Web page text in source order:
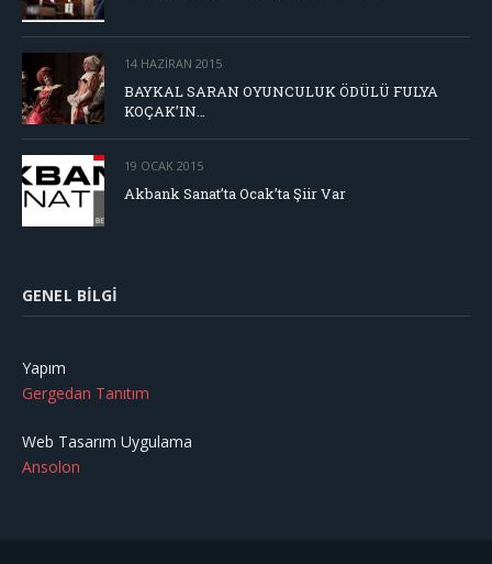
14 HAZIRAN 2015
BAYKAL SARAN OYUNCULUK ÖDÜLÜ FULYA
KOÇAK’IN…
19 OCAK 2015
Akbank Sanat’ta Ocak’ta Şiir Var
GENEL BILGI
Yapım
Gergedan Tanıtım
Web Tasarım Uygulama
Ansolon